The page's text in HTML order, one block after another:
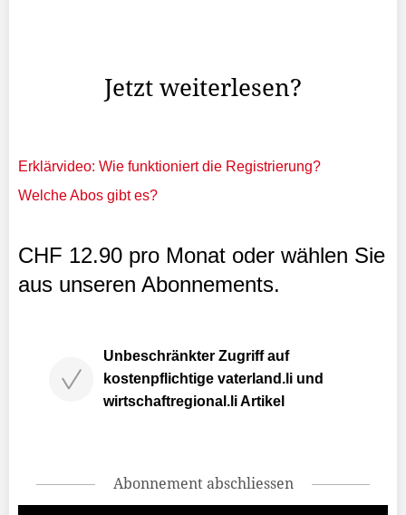
Jetzt weiterlesen?
Erklärvideo: Wie funktioniert die Registrierung?
Welche Abos gibt es?
CHF 12.90 pro Monat oder wählen Sie
aus unseren Abonnements.
Unbeschränkter Zugriff auf
kostenpflichtige vaterland.li und
wirtschaftregional.li Artikel
Abonnement abschliessen